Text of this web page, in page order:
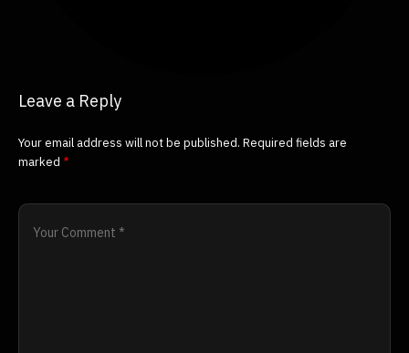
Leave a Reply
Your email address will not be published. Required fields are
marked *